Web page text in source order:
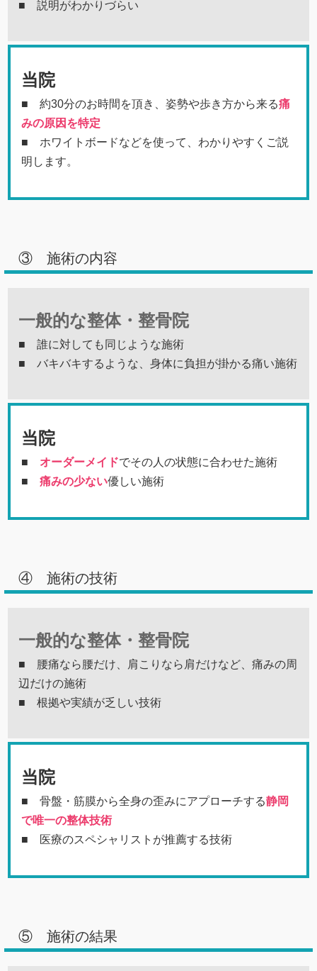
■ 説明がわかりづらい
当院
■ 約30分のお時間を頂き、姿勢や歩き方から来る痛
みの原因を特定
■ ホワイトボードなどを使って、わかりやすくご説
明します。
③ 施術の内容
一般的な整体・整骨院
■ 誰に対しても同じような施術
■ バキバキするような、身体に負担が掛かる痛い施術
当院
■ オーダーメイドでその人の状態に合わせた施術
■ 痛みの少ない優しい施術
④ 施術の技術
一般的な整体・整骨院
■ 腰痛なら腰だけ、肩こりなら肩だけなど、痛みの周
辺だけの施術
■ 根拠や実績が乏しい技術
当院
■ 骨盤・筋膜から全身の歪みにアプローチする静岡
で唯一の整体技術
■ 医療のスペシャリストが推薦する技術
⑤ 施術の結果